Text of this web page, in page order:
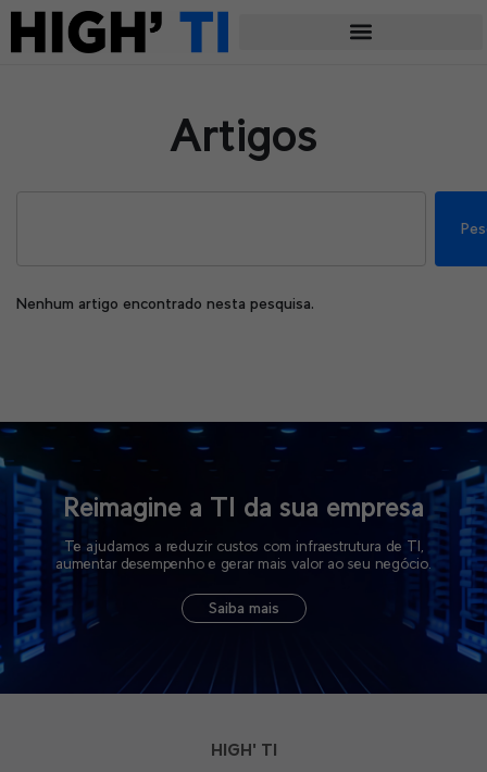
Artigos
Nenhum artigo encontrado nesta pesquisa.
Reimagine a TI da sua empresa
Te ajudamos a reduzir custos com infraestrutura de TI,
aumentar desempenho e gerar mais valor ao seu negócio.
Saiba mais
HIGH' TI